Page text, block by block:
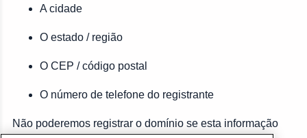
A cidade
O estado / região
O CEP / código postal
O número de telefone do registrante
Não poderemos registrar o domínio se esta informação